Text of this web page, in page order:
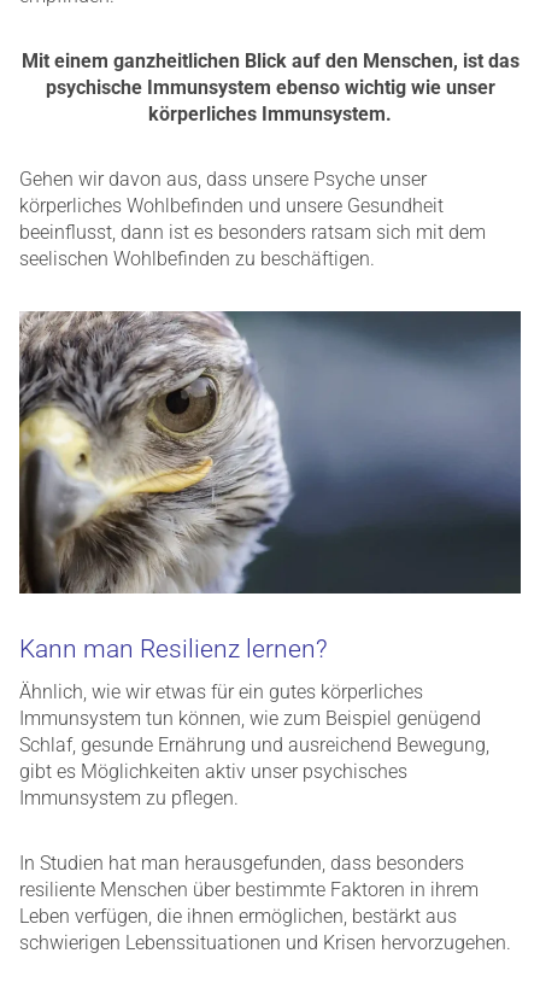
Mit einem ganzheitlichen Blick auf den Menschen, ist das
psychische Immunsystem ebenso wichtig wie unser
körperliches Immunsystem.
Gehen wir davon aus, dass unsere Psyche unser
körperliches Wohlbefinden und unsere Gesundheit
beeinflusst, dann ist es besonders ratsam sich mit dem
seelischen Wohlbefinden zu beschäftigen.
Kann man Resilienz lernen?
Ähnlich, wie wir etwas für ein gutes körperliches
Immunsystem tun können, wie zum Beispiel genügend
Schlaf, gesunde Ernährung und ausreichend Bewegung,
gibt es Möglichkeiten aktiv unser psychisches
Immunsystem zu pflegen.
In Studien hat man herausgefunden, dass besonders
resiliente Menschen über bestimmte Faktoren in ihrem
Leben verfügen, die ihnen ermöglichen, bestärkt aus
schwierigen Lebenssituationen und Krisen hervorzugehen.